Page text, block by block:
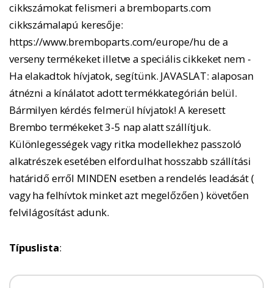
cikkszámokat felismeri a bremboparts.com
cikkszámalapú keresője:
https://www.bremboparts.com/europe/hu de a
verseny termékeket illetve a speciális cikkeket nem -
Ha elakadtok hívjatok, segítünk. JAVASLAT: alaposan
átnézni a kínálatot adott termékkategórián belül.
Bármilyen kérdés felmerül hívjatok! A keresett
Brembo termékeket 3-5 nap alatt szállítjuk.
Különlegességek vagy ritka modellekhez passzoló
alkatrészek esetében elfordulhat hosszabb szállítási
határidő erről MINDEN esetben a rendelés leadását (
vagy ha felhívtok minket azt megelőzően ) követően
felvilágosítást adunk.
Típuslista: